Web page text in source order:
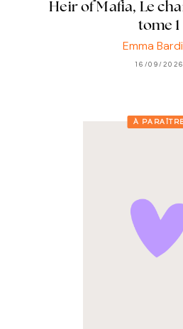
Heir of Mafia, Le
tome 1
Emma
16/09/2026
À